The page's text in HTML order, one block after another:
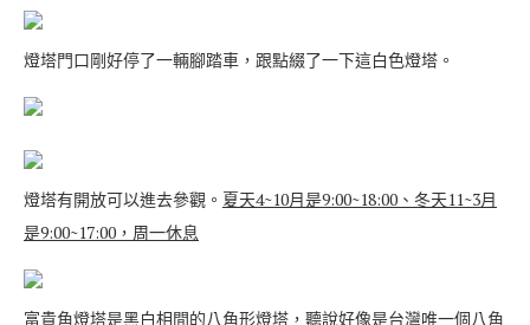
燈塔門口剛好停了一輛腳踏車，跟點綴了一下這白色燈塔。
燈塔有開放可以進去參觀。 夏天4~10月是9:00~18:00、冬天11~3月
是9:00~17:00，周一休息
富貴角燈塔是黑白相間的八角形燈塔，聽說好像是台灣唯一個八角